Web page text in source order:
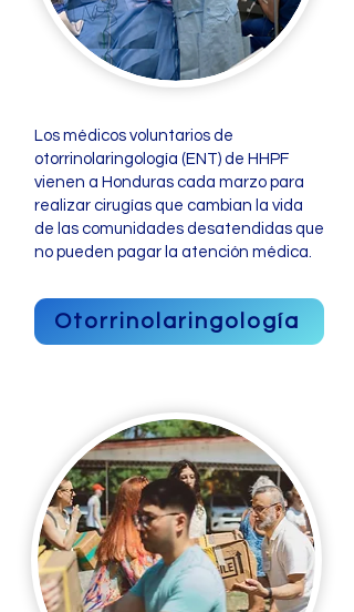
Los médicos voluntarios de
otorrinolaringología (ENT) de HHPF
vienen a Honduras cada marzo para
realizar cirugías que cambian la vida
de las comunidades desatendidas que
no pueden pagar la atención médica.
Otorrinolaringología